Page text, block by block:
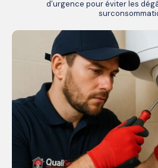
d’urgence pour éviter les